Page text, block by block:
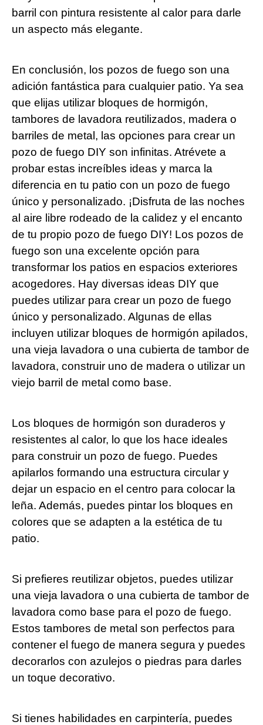
barril con pintura resistente al calor para darle
un aspecto más elegante.
En conclusión, los pozos de fuego son una
adición fantástica para cualquier patio. Ya sea
que elijas utilizar bloques de hormigón,
tambores de lavadora reutilizados, madera o
barriles de metal, las opciones para crear un
pozo de fuego DIY son infinitas. Atrévete a
probar estas increíbles ideas y marca la
diferencia en tu patio con un pozo de fuego
único y personalizado. ¡Disfruta de las noches
al aire libre rodeado de la calidez y el encanto
de tu propio pozo de fuego DIY! Los pozos de
fuego son una excelente opción para
transformar los patios en espacios exteriores
acogedores. Hay diversas ideas DIY que
puedes utilizar para crear un pozo de fuego
único y personalizado. Algunas de ellas
incluyen utilizar bloques de hormigón apilados,
una vieja lavadora o una cubierta de tambor de
lavadora, construir uno de madera o utilizar un
viejo barril de metal como base.
Los bloques de hormigón son duraderos y
resistentes al calor, lo que los hace ideales
para construir un pozo de fuego. Puedes
apilarlos formando una estructura circular y
dejar un espacio en el centro para colocar la
leña. Además, puedes pintar los bloques en
colores que se adapten a la estética de tu
patio.
Si prefieres reutilizar objetos, puedes utilizar
una vieja lavadora o una cubierta de tambor de
lavadora como base para el pozo de fuego.
Estos tambores de metal son perfectos para
contener el fuego de manera segura y puedes
decorarlos con azulejos o piedras para darles
un toque decorativo.
Si tienes habilidades en carpintería, puedes